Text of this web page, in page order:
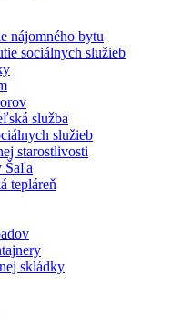
nájomného bytu
sociálnych služieb
služba
služieb
starostlivosti
Šaľa
tepláreň
skládky